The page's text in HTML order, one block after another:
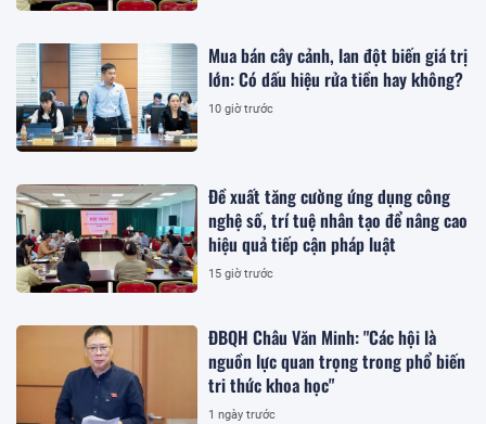
Mua bán cây cảnh, lan đột biến giá trị
lớn: Có dấu hiệu rửa tiền hay không?
10 giờ trước
Đề xuất tăng cường ứng dụng công
nghệ số, trí tuệ nhân tạo để nâng cao
hiệu quả tiếp cận pháp luật
15 giờ trước
ĐBQH Châu Văn Minh: "Các hội là
nguồn lực quan trọng trong phổ biến
tri thức khoa học"
1 ngày trước